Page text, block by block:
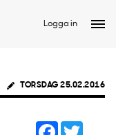
Logga in
TORSDAG 25.02.2016
Facebook